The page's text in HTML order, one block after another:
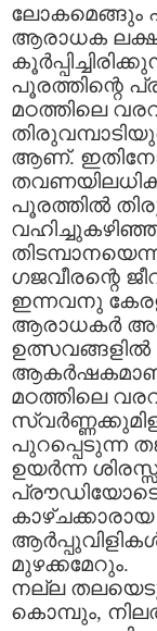
ലോകമെങ്ങും
ആരാധക
പൂരത്തിന്റെ
മഠത്തിലെ
ആണ്‌.
പൂരത്തില്‍
ഗജവീരന്റെ
ഇന്നവനു
ആരാധകര്‍
മഠത്തിലെ
പുറപ്പെടുന്ന
ഉയര്‍ന്ന
മുഴക്കമേറും.
നല്ല
കൊമ്പും,